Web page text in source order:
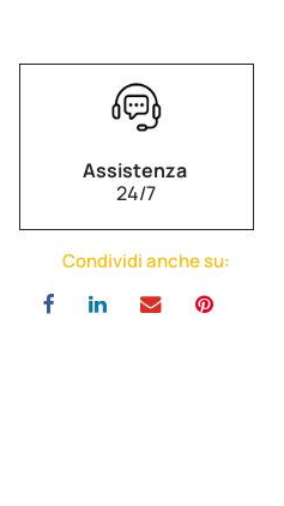
Assistenza
24/7
Condividi anche su: